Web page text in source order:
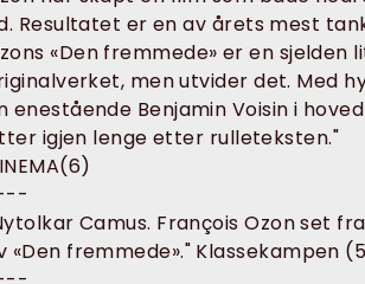
Resultatet er en av årets mest
«Den fremmede» er en
men utvider det. Med
enestående Benjamin Voisin i
igjen lenge etter rulleteksten."
Camus. François Ozon set
«Den fremmede»." Klassekampen